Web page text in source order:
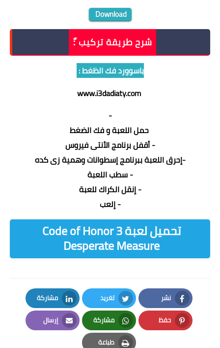
Download
شرح طريقة تركيب :ّ
باسوورد فك الظغط :
www.i3dadiaty.com
-
حمل اللعبة و فك الضغط
- أقفل برنامج الأنتى فيروس
-إحرق اللعبة ببرنامج إسطوانات وهمية زى كده
- سطب اللعبة
- إنقل الكراك للعبة
- إلعب
تحميل لعبة Code of Honor 3
Desperate Measure
نشر
Facebook
تغريد
Twitter
مشاركة
LinkedIn
حفظ
Pinterest
مشاركة
Whatsapp
إرسال
Email
طباعة